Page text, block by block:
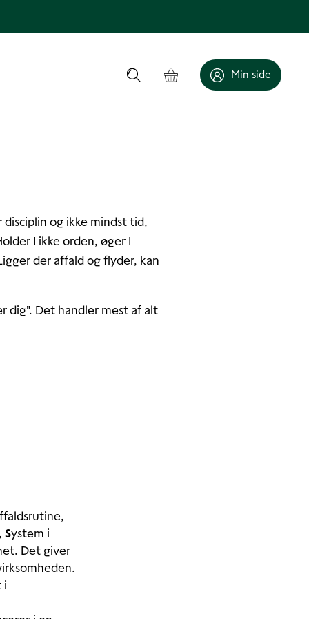
Min side
og ikke mindst tid,
I ikke orden, øger I
der affald og flyder, kan
dig". Det handler mest af alt
System i
Det giver
i